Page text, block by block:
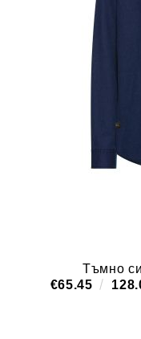
Тъмно
€65.45